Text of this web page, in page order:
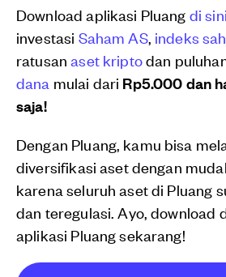
Download aplikasi Pluang di sini
investasi Saham AS, indeks
ratusanaset kriptodan
dana mulai dari Rp5.000 dan
saja!
Dengan Pluang, kamu bisa
diversifikasi aset dengan
karena seluruh aset di Pluang
dan teregulasi. Ayo, download
aplikasi Pluang sekarang!